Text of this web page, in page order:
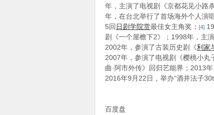
年，主演了电视剧《京都花见小路
年，在台北举行了首场海外个人演
5回 日剧学院赏最佳女主角奖； [4]
剧《一个屋檐下2》；1998年，主
2002年，参演了古装历史剧《利家
2007年，参演了电视剧《樱桃小丸
曲·阿市外传》回归艺能界；2013
2016年9月22日，举办“酒井法子
百度盘